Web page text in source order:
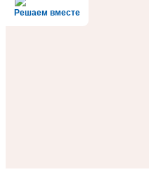
Решаем вместе